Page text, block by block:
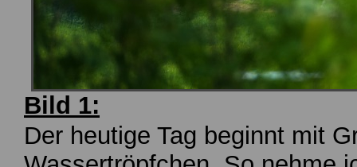
Bild 1:
Der heutige Tag beginnt mit